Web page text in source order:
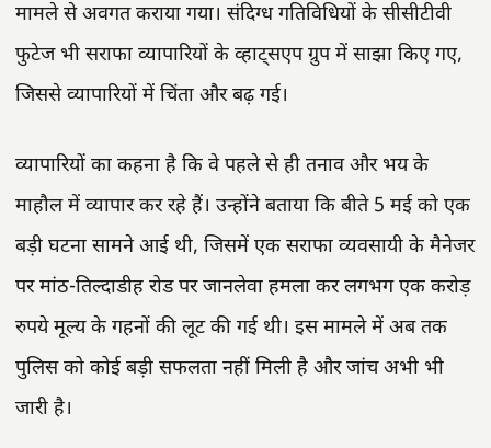
मामले से अवगत कराया गया। संदिग्ध गतिविधियों के सीसीटीवी
फुटेज भी सराफा व्यापारियों के व्हाट्सएप ग्रुप में साझा किए गए,
जिससे व्यापारियों में चिंता और बढ़ गई।
व्यापारियों का कहना है कि वे पहले से ही तनाव और भय के
माहौल में व्यापार कर रहे हैं। उन्होंने बताया कि बीते 5 मई को एक
बड़ी घटना सामने आई थी, जिसमें एक सराफा व्यवसायी के मैनेजर
पर मांठ-तिल्दाडीह रोड पर जानलेवा हमला कर लगभग एक करोड़
रुपये मूल्य के गहनों की लूट की गई थी। इस मामले में अब तक
पुलिस को कोई बड़ी सफलता नहीं मिली है और जांच अभी भी
जारी है।